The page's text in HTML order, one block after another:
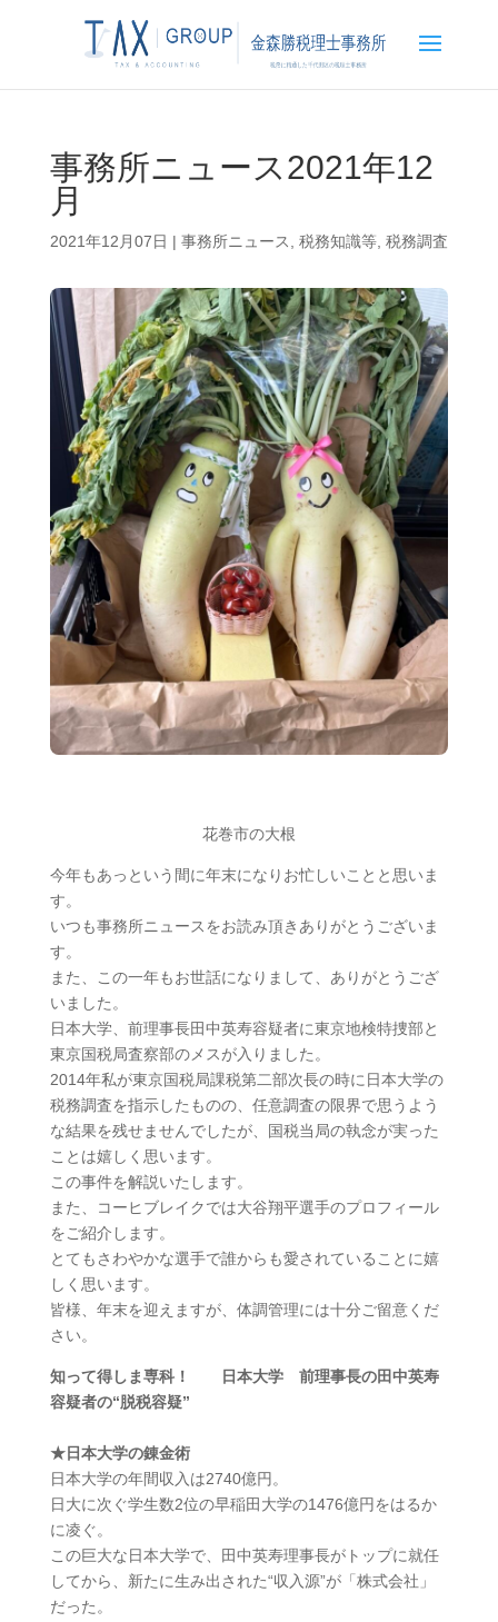
事務所ニュース2021年12
月
2021年12月07日 | 事務所ニュース 税務知識等, 税務調査
花巻市の大根
今年もあっという間に年末になりお忙しいことと思いま
す。
いつも事務所ニュースをお読み頂きありがとうございま
す。
また、この一年もお世話になりまして、ありがとうござ
いました。
日本大学、前理事長田中英寿容疑者に東京地検特捜部と
東京国税局査察部のメスが入りました。
2014年私が東京国税局課税第二部次長の時に日本大学の
税務調査を指示したものの、任意調査の限界で思うよう
な結果を残せませんでしたが、国税当局の執念が実った
ことは嬉しく思います。
この事件を解説いたします。
また、コーヒブレイクでは大谷翔平選手のプロフィール
をご紹介します。
とてもさわやかな選手で誰からも愛されていることに嬉
しく思います。
皆様、年末を迎えますが、体調管理には十分ご留意くだ
さい。
知って得しま専科！
日本大学 前理事長の田中英寿
容疑者の“脱税容疑”
★日本大学の錬金術
日本大学の年間収入は2740億円。
日大に次ぐ学生数2位の早稲田大学の1476億円をはるか
に凌ぐ。
この巨大な日本大学で、田中英寿理事長がトップに就任
してから、新たに生み出された“収入源”が「株式会社」
だった。